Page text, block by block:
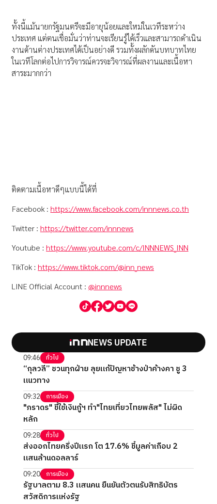
ทั้งนี้แม้นายกรัฐมนตรีจะมีอายุน้อยและใหม่ในเวทีระหว่าง
ประเทศ แต่ตนเชื่อมั่นว่าท่านจะเรียนรู้ได้เร็วและสามารถดำเนิน
งานด้านต่างประเทศได้เป็นอย่างดี รวมทั้งผลักดันบทบาทไทย
ในเวทีโลกต่อไปการวิจารณ์ควรจะวิจารณ์ที่ผลงานและเนื้อหา
สาระมากกว่า
ติดตามเนื้อหาดีๆแบบนี้ได้ที่
Facebook : https://www.facebook.com/innnews.co.th
Twitter : https://twitter.com/innnews
Youtube : https://www.youtube.com/c/INNNEWS_INN
TikTok : https://www.tiktok.com/@inn_news
LINE Official Account : @innnews
NEWS UPDATE
09:46 ทั่วไป
“กุลวลี” ชวนทุกฝ่าย ลุยแก้ปัญหาช้างป่าค้างคา ชู 3
แนวทาง
09:32 การเมือง
"ภราดร" ชี้ใช้เงินกู้ฯ ทำ"ไทยเที่ยวไทยพลัส" ไม่ผิด
หลัก
09:28 ทั่วไป
ส่งออกไทยครึ่งปีแรก โต 17.6% ชี้มูลค่าเกือบ 2
แสนล้านดอลลาร์
09:20 การเมือง
รัฐบาลตาม 8.3 แสนคน ยืนยันตัวตนรับสิทธิบัตร
สวัสดิการแห่งรัฐ